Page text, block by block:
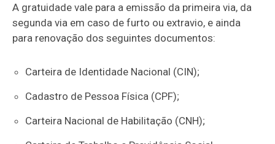
A gratuidade vale para a emissão da primeira via, da
segunda via em caso de furto ou extravio, e ainda
para renovação dos seguintes documentos:
Carteira de Identidade Nacional (CIN);
Cadastro de Pessoa Física (CPF);
Carteira Nacional de Habilitação (CNH);